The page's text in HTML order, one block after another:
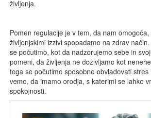
življenja.
Pomen regulacije je v tem, da nam
življenjskimi izzivi spopadamo na zdrav
se počutimo, kot da nadzorujemo sebe in
pomeni, da življenja ne doživljamo kot
tega se počutimo sposobne obvladovati
vemo, da imamo orodja, s katerimi se lahko
spokojnosti.